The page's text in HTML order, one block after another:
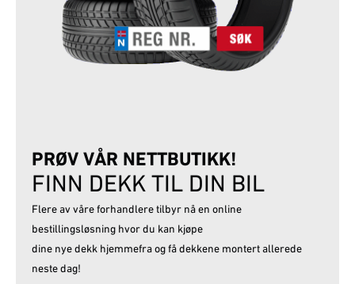
PRØV VÅR NETTBUTIKK!
FINN DEKK TIL DIN BIL
Flere av våre forhandlere tilbyr nå en online
bestillingsløsning hvor du kan kjøpe
dine nye dekk hjemmefra og få dekkene montert allerede
neste dag!